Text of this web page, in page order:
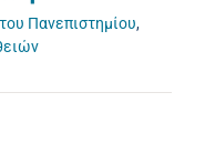
Πανεπιστημίου,